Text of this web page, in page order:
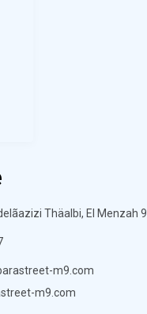
Thäalbi, El Menzah
m9.com
m9.com